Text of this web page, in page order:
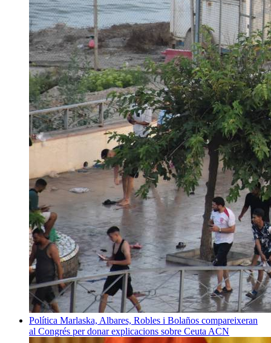
Política Marlaska, Albares, Robles i Bolaños compareixeran
al Congrés per donar explicacions sobre Ceuta ACN